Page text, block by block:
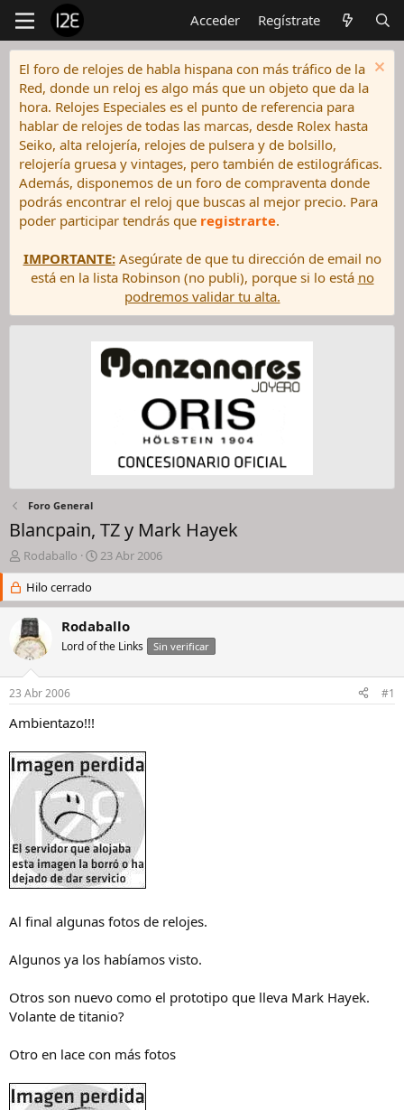
Acceder Regístrate
El foro de relojes de habla hispana con más tráfico de la
Red, donde un reloj es algo más que un objeto que da la
hora. Relojes Especiales es el punto de referencia para
hablar de relojes de todas las marcas, desde Rolex hasta
Seiko, alta relojería, relojes de pulsera y de bolsillo,
relojería gruesa y vintages, pero también de estilográficas.
Además, disponemos de un foro de compraventa donde
podrás encontrar el reloj que buscas al mejor precio. Para
poder participar tendrás que registrarte.
IMPORTANTE:Asegúrate de que tu dirección de email no
está en la lista Robinson (no publi), porque si lo está no
podremos validar tu alta.
Foro General
Blancpain, TZ y Mark Hayek
I
n
c
i
a
d
o
d
e
l
h
i
l
Rodaballo
F
e
h
d
e
i
o
23 Abr 2006
Hilo cerrado
Rodaballo
Lord of the Links Sin verificar
23 Abr 2006 #1
Ambientazo!!!
Al final algunas fotos de relojes.
Algunos ya los habíamos visto.
Otros son nuevo como el prototipo que lleva Mark Hayek.
Volante de titanio?
Otro en lace con más fotos